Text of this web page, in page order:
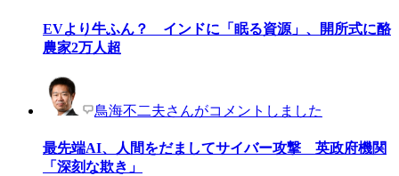
EVより牛ふん？ インドに「眠る資源」、開所式に酪
農家2万人超
鳥海不二夫さんがコメントしました
最先端AI、人間をだましてサイバー攻撃 英政府機関
「深刻な欺き」